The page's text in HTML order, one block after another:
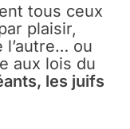
tous ceux
plaisir,
l’autre… ou
aux lois du
les juifs